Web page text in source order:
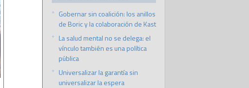
Gobernar sin coalición: los anillos
de Boric y la colaboración de Kast
La salud mental no se delega: el
vínculo también es una política
pública
Universalizar la garantía sin
universalizar la espera